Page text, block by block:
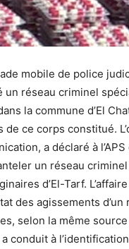
mobile de police
un réseau criminel
la commune d’El
de ce corps constitué.
a déclaré à
un réseau
d’El-Tarf.
des agissements
selon la même
conduit à